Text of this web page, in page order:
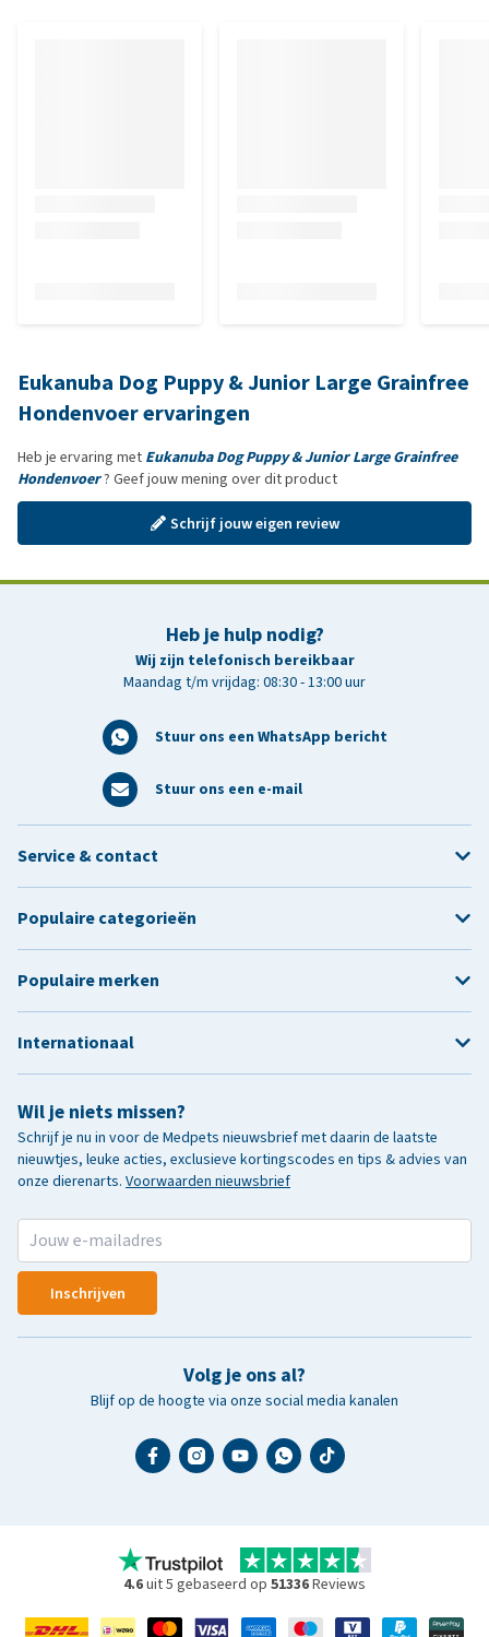
Eukanuba Dog Puppy & Junior Large Grainfree
Hondenvoer ervaringen
Heb je ervaring met Eukanuba Dog Puppy & Junior Large Grainfree
Hondenvoer? Geef jouw mening over dit product
Schrijf jouw eigen review
Heb je hulp nodig?
Wij zijn telefonisch bereikbaar
Maandag t/m vrijdag: 08:30 - 13:00 uur
Stuur ons een WhatsApp bericht
Stuur ons een e-mail
Wil je niets missen?
Schrijf je nu in voor de Medpets nieuwsbrief met daarin de laatste
nieuwtjes, leuke acties, exclusieve kortingscodes en tips & advies van
onze dierenarts. Voorwaarden nieuwsbrief
Inschrijven
Volg je ons al?
Blijf op de hoogte via onze social media kanalen
Service & contact
Populaire categorieën
Populaire merken
Internationaal
4.6uit 5 gebaseerd op 51336Reviews